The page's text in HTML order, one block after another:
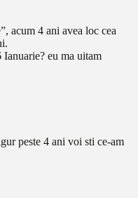
acum 4 ani avea loc cea
eu ma uitam
peste 4 ani voi sti ce-am